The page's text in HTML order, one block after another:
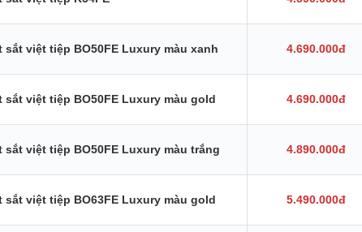
sắt việt tiệp BO50FE Luxury màu xanh 4.690.000đ
sắt việt tiệp BO50FE Luxury màu gold 4.690.000đ
sắt việt tiệp BO50FE Luxury màu trắng 4.890.000đ
sắt việt tiệp BO63FE Luxury màu gold 5.490.000đ